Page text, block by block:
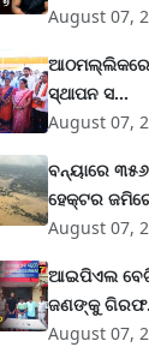
August 07,
ସ୍ଥାପନ ସ...
August 07,
ବନ୍ୟାରେ
ହେକ୍ଟର
August 07,
ଆଇପିଏଲ
ଜଣଙ୍କୁ
August 07,